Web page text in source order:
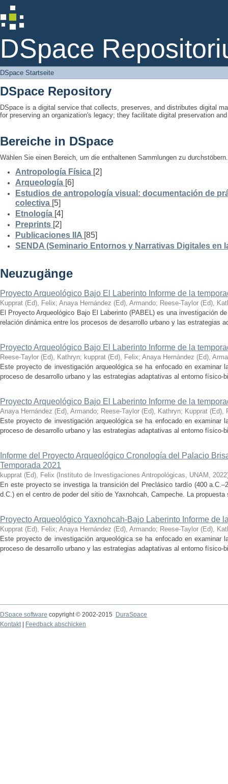
DSpace
DSpace Startseite
DSpace Startseite
DSpace Repository
DSpace is a digital service that collects, preserves, and distributes digital
for preserving an organization's legacy; they facilitate digital preservation
Bereiche in DSpace
Wählen Sie einen Bereich, um die enthaltenen Sammlungen zu durchstöbern.
Antropología Física [2]
Arqueología [6]
Estudios de antropología visual: documentación de
colectiva [5]
Etnología [4]
Preprints [2]
Publicaciones IIA [85]
SENDA (Seminario Entornos y Narrativas Digitales en
Neuzugänge
Proyecto Arqueológico Bajo El Laberinto Informe de la
Kupprat (Ed), Felix; Anaya Hernández (Ed), Armando; Reese-Taylor (Ed),
El Proyecto Arqueológico Bajo El Laberinto (PABEL) es una investigación
relación dinámica entre los procesos de desarrollo urbano y las estrategias
Proyecto Arqueológico Bajo El Laberinto Informe de la
Reese-Taylor (Ed), Kathryn; kupprat (Ed), Felix; Anaya Hernández (Ed),
Este proyecto de investigación arqueológica se ha enfocado en examinar
proceso de desarrollo urbano y las estrategias adaptativas al entorno físico-
Proyecto Arqueológico Bajo El Laberinto Informe de la
Anaya Hernández (Ed), Armando; Reese-Taylor (Ed), Kathryn; Kupprat (Ed),
Este proyecto de investigación arqueológica se ha enfocado en examinar
proceso de desarrollo urbano y las estrategias adaptativas al entorno físico-
Informe del Proyecto Arqueológico Cronología del Palacio
Temporada 2021
kupprat (Ed), Felix ( Instituto de Investigaciones Antropológicas, UNAM , 2022
En este proyecto se investiga la transición del Preclásico tardío (400
d.C.) en el centro de poder del sitio de Yaxnohcah, Campeche. La
Proyecto Arqueológico Yaxnohcah-Bajo Laberinto Informe de
Kupprat (Ed), Felix; Anaya Hernández (Ed), Armando; Reese-Taylor (Ed),
Este proyecto de investigación arqueológica se ha enfocado en examinar
proceso de desarrollo urbano y las estrategias adaptativas al entorno físico-
DSpace software copyright © 2002-2015
DuraSpace
Kontakt| Feedback abschicken